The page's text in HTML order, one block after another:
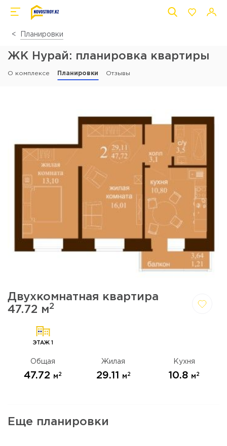
Планировки
ЖК Нурай: планировка квартиры
О комплексе Планировки Отзывы
Двухкомнатная квартира
47.72 м2
ЭТАЖ 1
Общая
47.72 м 2
Жилая
29.11 м 2
Кухня
10.8 м 2
Еще планировки